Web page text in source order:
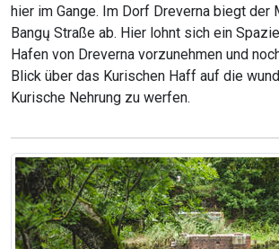
hier im Gange. Im Dorf Dreverna biegt
Bangų Straße ab. Hier lohnt sich ein
Hafen von Dreverna vorzunehmen und
Blick über das Kurischen Haff auf die
Kurische Nehrung zu werfen.